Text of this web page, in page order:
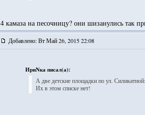
4 камаза на песочницу? они шизанулись так
Добавлено: Вт Май 26, 2015 22:08
ИриNка писал(а):
А две детские площадки по ул.
Их в этом списке нет!